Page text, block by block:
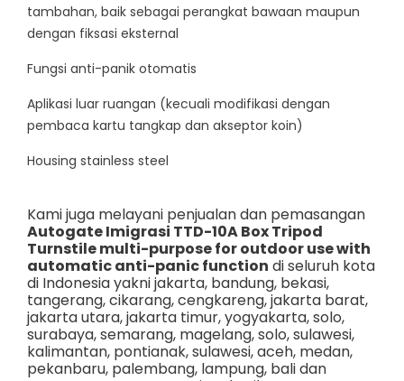
tambahan, baik sebagai perangkat bawaan maupun
dengan fiksasi eksternal
Fungsi anti-panik otomatis
Aplikasi luar ruangan (kecuali modifikasi dengan
pembaca kartu tangkap dan akseptor koin)
Housing stainless steel
Kami juga melayani penjualan dan pemasangan
Autogate Imigrasi TTD-10A Box Tripod
Turnstile multi-purpose for outdoor use with
automatic anti-panic function di seluruh kota
di Indonesia yaknijakarta, bandung, bekasi,
tangerang,cikarang,cengkareng,jakarta barat,
jakarta utara,jakarta timur,yogyakarta,solo,
surabaya,semarang, magelang,solo,sulawesi,
kalimantan, pontianak,sulawesi,aceh, medan,
pekanbaru, palembang, lampung, balidan